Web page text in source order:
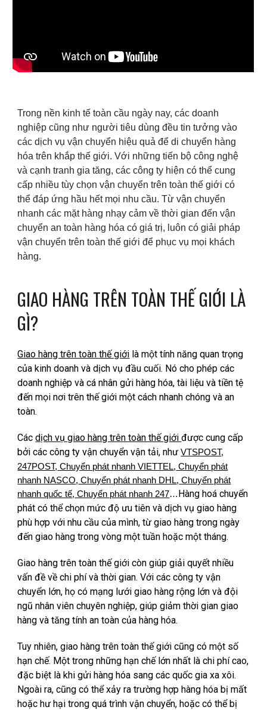
Trong nền kinh tế toàn cầu ngày nay, các doanh
nghiệp cũng như người tiêu dùng đều tin tưởng vào
các dịch vụ vận chuyển hiệu quả để di chuyển hàng
hóa trên khắp thế giới. Với những tiến bộ công nghệ
và cạnh tranh gia tăng, các công ty hiện có thể cung
cấp nhiều tùy chọn vận chuyển trên toàn thế giới có
thể đáp ứng hầu hết mọi nhu cầu. Từ vận chuyển
nhanh các mặt hàng nhạy cảm về thời gian đến vận
chuyển an toàn hàng hóa có giá trị, luôn có giải pháp
vận chuyển trên toàn thế giới để phục vụ mọi khách
hàng.
GIAO HÀNG TRÊN TOÀN THẾ GIỚI LÀ
GÌ?
Giao hàng trên toàn thế giới là một tính năng quan trọng
của kinh doanh và dịch vụ đầu cuối. Nó cho phép các
doanh nghiệp và cá nhân gửi hàng hóa, tài liệu và tiền tệ
đến mọi nơi trên thế giới một cách nhanh chóng và an
toàn.
Cácdịch vụ giao hàng trên toàn thế giớiđược cung cấp
bởi các công ty vận chuyển vận tải, nhưVTSPOST,
247POST, Chuyển phát nhanh VIETTEL, Chuyển phát
nhanh NASCO, Chuyển phát nhanh DHL, Chuyển phát
nhanh quốc tế, Chuyển phát nhanh 247…Hàng hoá chuyển
phát có thể chọn mức độ ưu tiên và dịch vụ giao hàng
phù hợp với nhu cầu của mình, từ giao hàng trong ngày
đến giao hàng trong vòng một tuần hoặc một tháng.
Giao hàng trên toàn thế giới còn giúp giải quyết nhiều
vấn đề về chi phí và thời gian. Với các công ty vận
chuyển lớn, họ có mạng lưới giao hàng rộng lớn và đội
ngũ nhân viên chuyên nghiệp, giúp giảm thời gian giao
hàng và tăng tính an toàn của hàng hóa.
Tuy nhiên, giao hàng trên toàn thế giới cũng có một số
hạn chế. Một trong những hạn chế lớn nhất là chi phí cao,
đặc biệt là khi gửi hàng hóa sang các quốc gia xa xôi.
Ngoài ra, cũng có thể xảy ra trường hợp hàng hóa bị mất
hoặc hư hại trong quá trình vận chuyển, hoặc có thể bị